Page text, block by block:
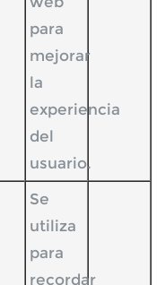
para
mejorar
la
experiencia
del
usuario.
Se
utiliza
para
recordar